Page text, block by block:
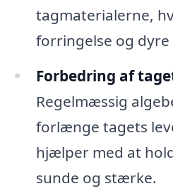
tagmaterialerne,
forringelse og
Forbedring af
Regelmæssig
forlænge tagets
hjælper med at
sunde og stærke.